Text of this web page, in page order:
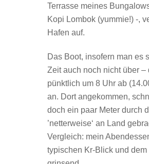
Terrasse meines
Kopi Lombok (yummie!) -,
Hafen auf.
Das Boot, insofern man es
Zeit auch noch nicht über
pünktlich um 8 Uhr ab
an. Dort angekommen,
doch ein paar Meter durch
’netterweise‘ an Land
Vergleich: mein
typischen Kr-Blick und dem